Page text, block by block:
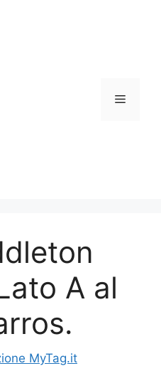
Menu
A al
MyTag.it